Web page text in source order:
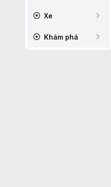
Xe
Khám phá